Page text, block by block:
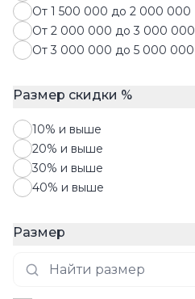
От 1 500 000 до 2 000 000
От 2 000 000 до 3 000 000
От 3 000 000 до 5 000 000
Размер скидки %
10% и выше
20% и выше
30% и выше
40% и выше
Размер